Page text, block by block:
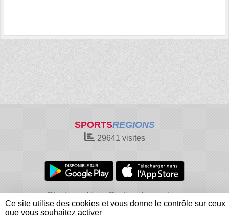
SPORTSREGIONS
29641 visites
Charte cookies
Gestion des cookies
Informations légales
Signaler un contenu inapproprié
Ce site utilise des cookies et vous donne le contrôle sur ceux
que vous souhaitez activer